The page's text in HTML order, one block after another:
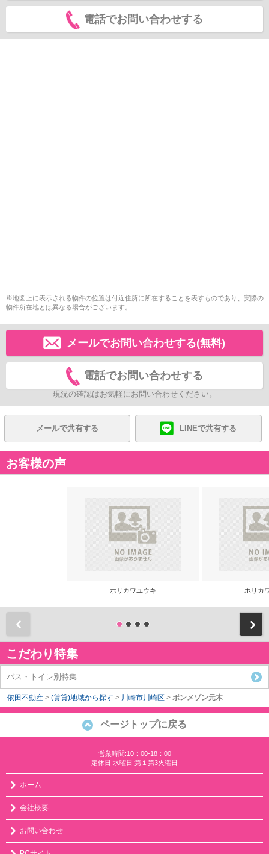
電話でお問い合わせする
※地図上に表示される物件の位置は付近住所に所在することを表すものであり、実際の
物件所在地とは異なる場合がございます。
メールでお問い合わせする(無料)
電話でお問い合わせする
現況の確認はお気軽にお問い合わせください。
メールで共有する LINEで共有する
お客様の声
ホリカワユウキ ホリカ
こだわり特集
バス・トイレ別特集
依田不動産 > (賃貸)地域から探す > 川崎市川崎区 > ボンメゾン元木
ページトップに戻る
営業時間:10：00-18：00
定休日:水曜日 第１第3火曜日
ホーム
会社概要
お問い合わせ